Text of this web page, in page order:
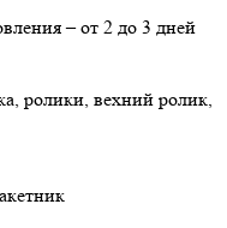
– от 2 до 3 дней
ролики, вехний ролик,